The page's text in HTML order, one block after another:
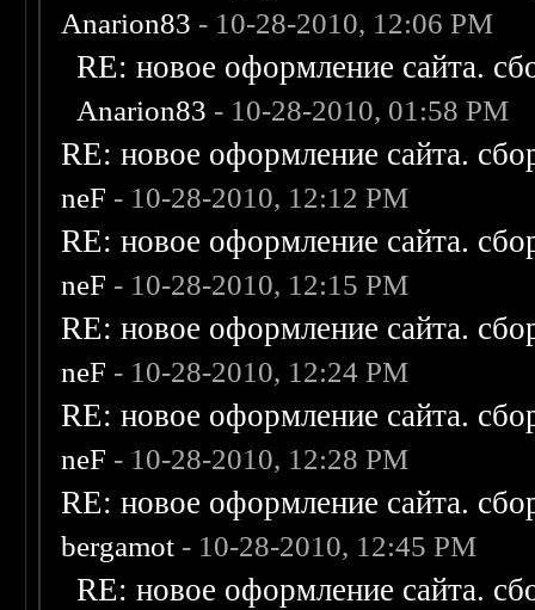
Anarion83 - 10-28-2010, 12:06 PM
RE: новое оформление сайта.
Anarion83 - 10-28-2010, 01:58 PM
RE: новое оформление сайта.
neF - 10-28-2010, 12:12 PM
RE: новое оформление сайта.
neF - 10-28-2010, 12:15 PM
RE: новое оформление сайта.
neF - 10-28-2010, 12:24 PM
RE: новое оформление сайта.
neF - 10-28-2010, 12:28 PM
RE: новое оформление сайта.
bergamot - 10-28-2010, 12:45 PM
RE: новое оформление сайта.